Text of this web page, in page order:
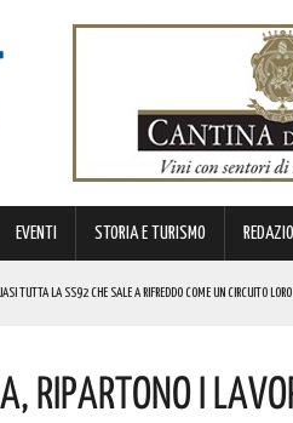
EVENTI STORIA E TURISMO
TUTTA LA SS92 CHE SALE A RIFREDDO COME UN CIRCUITO
PER VALORIZZARLO RIVOLTO A GRAFICI, DESIGNER
ACCUMULO DI ENERGIA ELETTRICA A BATTERIE. I DETTAGLI
Ripartono I